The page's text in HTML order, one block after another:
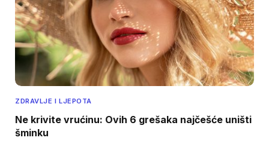
ZDRAVLJE I LJEPOTA
Ne krivite vrućinu: Ovih 6 grešaka najčešće uništi
šminku